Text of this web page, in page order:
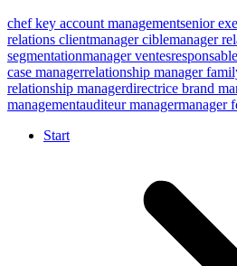
chef key account managementsenior
relations clientmanager ciblemanager
segmentationmanager ventes
case managerrelationship manager
relationship managerdirectrice brand
managementauditeur managermanager
Start